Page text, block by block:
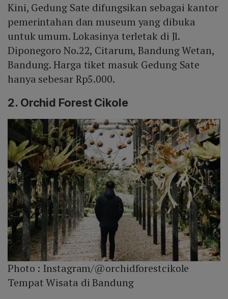
Kini, Gedung Sate difungsikan sebagai kantor
pemerintahan dan museum yang dibuka
untuk umum. Lokasinya terletak di Jl.
Diponegoro No.22, Citarum, Bandung Wetan,
Bandung. Harga tiket masuk Gedung Sate
hanya sebesar Rp5.000.
2. Orchid Forest Cikole
Photo : Instagram/@orchidforestcikole
Tempat Wisata di Bandung